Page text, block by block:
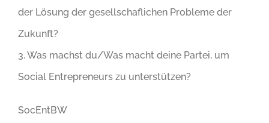
der Lösung der gesellschaflichen Probleme der
Zukunft?
3. Was machst du/Was macht deine Partei, um
Social Entrepreneurs zu unterstützen?
SocEntBW